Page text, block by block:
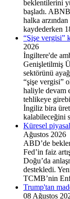
beklentilerini
başladı.
halka
kaydederken
“Şişe vergisi”
2026
İngiltere'de
Genişletilmiş
sektörünü
“şişe vergisi”
haliyle devam
tehlikeye
İngiliz bira
kalabileceğini
Küresel
Ağustos 2026
ABD’de
Fed’in faiz
Doğu’da
destekledi.
TCMB’nin
Trump'tan
08 Ağustos